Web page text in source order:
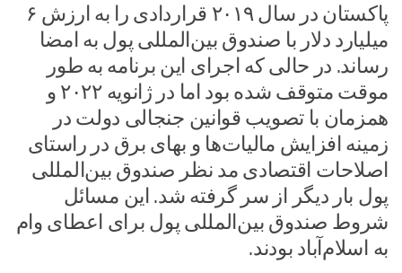
پاکستان در سال ۲۰۱۹ قراردادی را به ارزش ۶
میلیارد دلار با صندوق بین‌المللی پول به امضا
رساند. در حالی که اجرای این برنامه به طور
موقت متوقف شده بود اما در ژانویه ۲۰۲۲ و
همزمان با تصویب قوانین جنجالی دولت در
زمینه افزایش مالیات‌ها و بهای برق در راستای
اصلاحات اقتصادی مد نظر صندوق بین‌المللی
پول بار دیگر از سر گرفته شد. این مسائل
شروط صندوق بین‌المللی پول برای اعطای وام
به اسلام‌آباد بودند.